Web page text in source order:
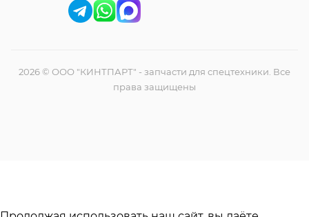
2026 © ООО "КИНТПАРТ" - запчасти для спецтехники. Все
права защищены